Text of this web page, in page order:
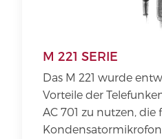
M 221 SERIE
Das M 221 wurde
Vorteile der
AC 701 zu nutzen, die